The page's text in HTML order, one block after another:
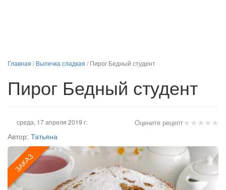
Главная /Выпечка сладкая /Пирог Бедный студент
Пирог Бедный студент
★★★★★
Оцените рецепт
среда, 17 апреля 2019 г.
Автор: Татьяна
ЗАКАЗ